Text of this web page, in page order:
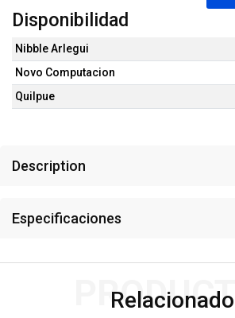
Disponibilidad
Nibble Arlegui
Novo Computacion
Quilpue
Description
Especificaciones